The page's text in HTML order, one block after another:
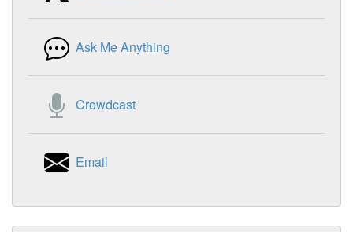
Ask Me Anything
Crowdcast
Email